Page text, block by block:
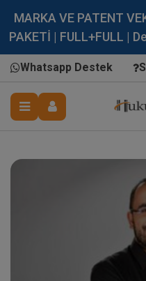
MARKA VE PATENT
PAKETİ | FULL+FULL |
Whatsapp Destek